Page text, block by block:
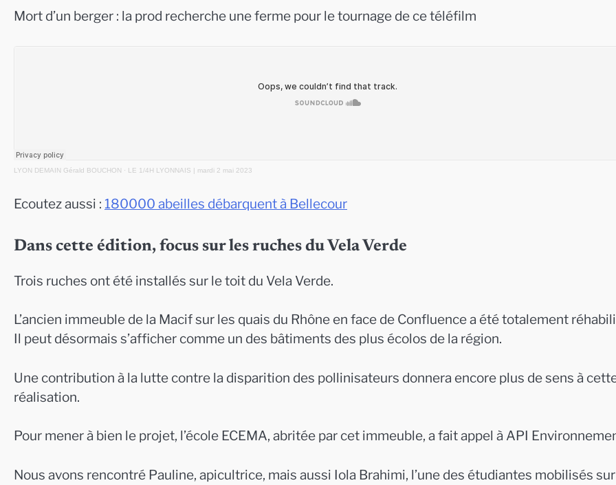
Mort d’un berger : la prod recherche une ferme pour le tournage de ce téléfilm
LYON DEMAIN Gérald BOUCHON · LE 1/4H LYONNAIS | mardi 2 mai 2023
Ecoutez aussi : 180000 abeilles débarquent à Bellecour
Dans cette édition, focus sur les ruches du Vela Verde
Trois ruches ont été installés sur le toit du Vela Verde.
L’ancien immeuble de la Macif sur les quais du Rhône en face de Confluence a été totalement
Il peut désormais s’afficher comme un des bâtiments des plus écolos de la région.
Une contribution à la lutte contre la disparition des pollinisateurs donnera encore plus de sens à
réalisation.
Pour mener à bien le projet, l’école ECEMA, abritée par cet immeuble, a fait appel à API
Nous avons rencontré Pauline, apicultrice, mais aussi Iola Brahimi, l’une des étudiantes mobilisés